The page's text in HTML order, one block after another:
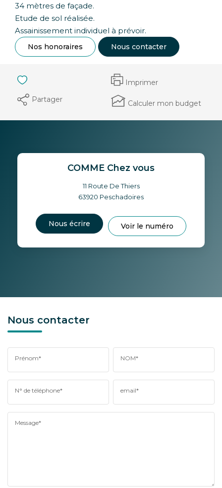
34 mètres de façade.
Etude de sol réalisée.
Assainissement individuel à prévoir.
Nos honoraires Nous contacter
Imprimer
Partager
Calculer mon budget
COMME Chez vous
11 Route De Thiers
63920 Peschadoires
Nous écrire Voir le numéro
Nous contacter
Prénom* NOM*
N° de téléphone* email*
Message*